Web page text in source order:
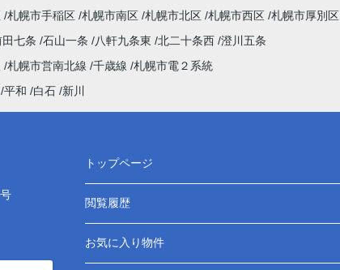
札幌市手稲区 札幌市南区 札幌市北区 札幌市西区 札幌市厚別区
田七条 石山一条 八軒九条東 北二十条西 澄川五条
札幌市営南北線 千歳線 札幌市電２系統
平和 白石 新川
トップページ
閲覧履歴
お気に入り物件